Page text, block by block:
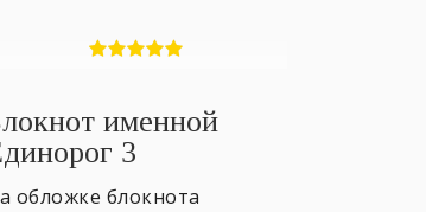
именной
3
обложке блокнота